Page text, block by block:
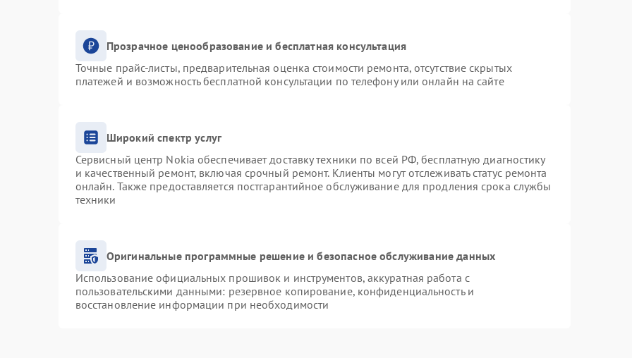
Прозрачное ценообразование и бесплатная консультация
Точные прайс-листы, предварительная оценка стоимости ремонта, отсутствие скрытых
платежей и возможность бесплатной консультации по телефону или онлайн на сайте
Широкий спектр услуг
Сервисный центр Nokia обеспечивает доставку техники по всей РФ, бесплатную диагностику
и качественный ремонт, включая срочный ремонт. Клиенты могут отслеживать статус ремонта
онлайн. Также предоставляется постгарантийное обслуживание для продления срока службы
техники
Оригинальные программные решение и безопасное обслуживание данных
Использование официальных прошивок и инструментов, аккуратная работа с
пользовательскими данными: резервное копирование, конфиденциальность и
восстановление информации при необходимости